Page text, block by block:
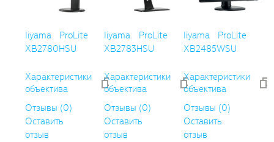
Iiyama ProLite
XB2780HSU
Характеристики
объектива
Отзывы (0)
Оставить
отзыв
Iiyama ProLite
XB2783HSU
Характеристики
объектива
Отзывы (0)
Оставить
отзыв
Iiyama ProLite
XB2485WSU
Характеристики
объектива
Отзывы (0)
Оставить
отзыв